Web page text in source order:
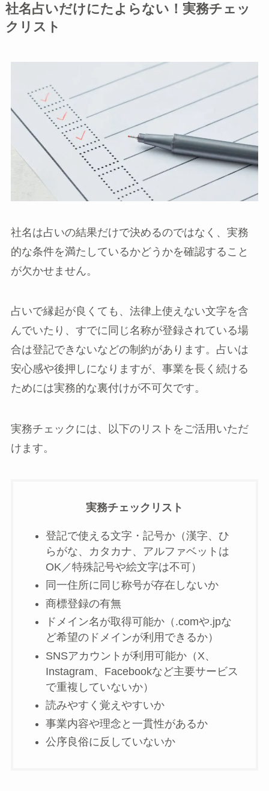
社名占いだけにたよらない！実務チェッ
クリスト
社名は占いの結果だけで決めるのではなく、実務
的な条件を満たしているかどうかを確認すること
が欠かせません。
占いで縁起が良くても、法律上使えない文字を含
んでいたり、すでに同じ名称が登録されている場
合は登記できないなどの制約があります。占いは
安心感や後押しになりますが、事業を長く続ける
ためには実務的な裏付けが不可欠です。
実務チェックには、以下のリストをご活用いただ
けます。
実務チェックリスト
登記で使える文字・記号か（漢字、ひ
らがな、カタカナ、アルファベットは
OK／特殊記号や絵文字は不可）
同一住所に同じ称号が存在しないか
商標登録の有無
ドメイン名が取得可能か（.comや.jpな
ど希望のドメインが利用できるか）
SNSアカウントが利用可能か（X、
Instagram、Facebookなど主要サービス
で重複していないか）
読みやすく覚えやすいか
事業内容や理念と一貫性があるか
公序良俗に反していないか